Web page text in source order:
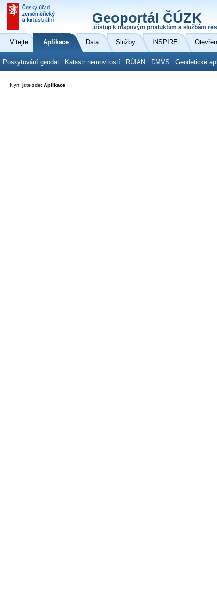
Geoportál ČÚZK
přístup k mapovým produktům a službám
Vítejte Aplikace Data Služby INSPIRE
Poskytování geodat Katastr nemovitostí RÚIAN DMVS Geodetické
Nyní jste zde: Aplikace